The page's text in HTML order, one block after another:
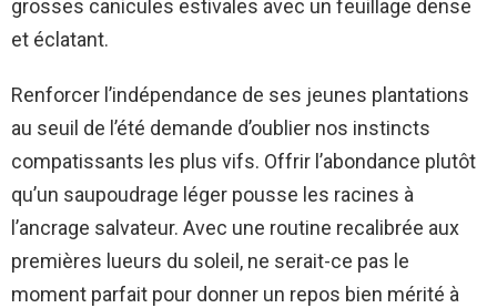
grosses canicules estivales avec un feuillage dense
et éclatant.
Renforcer l’indépendance de ses jeunes plantations
au seuil de l’été demande d’oublier nos instincts
compatissants les plus vifs. Offrir l’abondance plutôt
qu’un saupoudrage léger pousse les racines à
l’ancrage salvateur. Avec une routine recalibrée aux
premières lueurs du soleil, ne serait-ce pas le
moment parfait pour donner un repos bien mérité à